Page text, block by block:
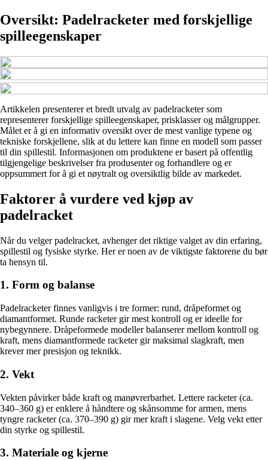
Oversikt: Padelracketer med forskjellige
spilleegenskaper
Artikkelen presenterer et bredt utvalg av padelracketer som
representerer forskjellige spilleegenskaper, prisklasser og målgrupper.
Målet er å gi en informativ oversikt over de mest vanlige typene og
tekniske forskjellene, slik at du lettere kan finne en modell som passer
til din spillestil. Informasjonen om produktene er basert på offentlig
tilgjengelige beskrivelser fra produsenter og forhandlere og er
oppsummert for å gi et nøytralt og oversiktlig bilde av markedet.
Faktorer å vurdere ved kjøp av
padelracket
Når du velger padelracket, avhenger det riktige valget av din erfaring,
spillestil og fysiske styrke. Her er noen av de viktigste faktorene du bør
ta hensyn til.
1. Form og balanse
Padelracketer finnes vanligvis i tre former: rund, dråpeformet og
diamantformet. Runde racketer gir mest kontroll og er ideelle for
nybegynnere. Dråpeformede modeller balanserer mellom kontroll og
kraft, mens diamantformede racketer gir maksimal slagkraft, men
krever mer presisjon og teknikk.
2. Vekt
Vekten påvirker både kraft og manøvrerbarhet. Lettere racketer (ca.
340–360 g) er enklere å håndtere og skånsomme for armen, mens
tyngre racketer (ca. 370–390 g) gir mer kraft i slagene. Velg vekt etter
din styrke og spillestil.
3. Materiale og kjerne